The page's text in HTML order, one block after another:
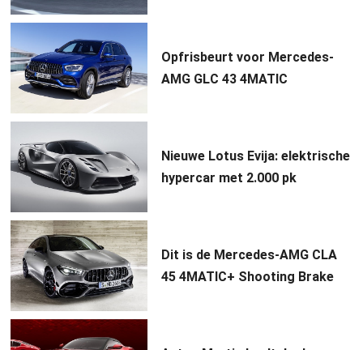
Opfrisbeurt voor Mercedes-
AMG GLC 43 4MATIC
Nieuwe Lotus Evija: elektrische
hypercar met 2.000 pk
Dit is de Mercedes-AMG CLA
45 4MATIC+ Shooting Brake